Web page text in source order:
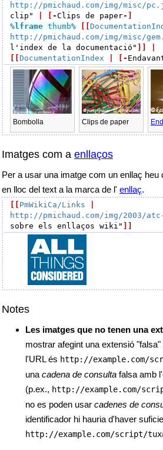
http://pmichaud.com/img/misc/
clip"
[-Clips de paper-]
%lframe thumb%
http://pmichaud.com/img/misc/
l'index de la documentació"
DocumentationIndex [-
Bombolla Clips de paper
Imatges com a enllaços
Per a usar una imatge com un enllaç
en lloc del text a la marca de l' enllaç.
PmWikiCa/Links
http://pmichaud.com/img/2003/
sobre els enllaços wiki"
Notes
Les imatges que no tenen una
mostrar afegint una extensió
l'URL és http://example.com/
una cadena de consulta falsa amb
(p.ex., http://example.com/
no es poden usar cadenes de
identificador hi hauria d'haver
http://example.com/script/